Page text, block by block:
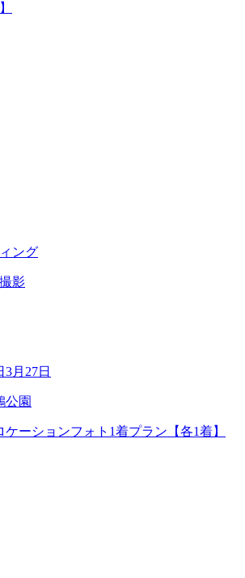
ング
影
3月27日
公園
ケーションフォト1着プラン【各1着】